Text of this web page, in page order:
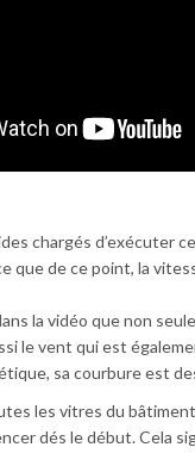
chargés d’exécuter
que de ce point, la
la vidéo que non
le vent qui est
sa courbure est
les vitres du
dés le début. Cela